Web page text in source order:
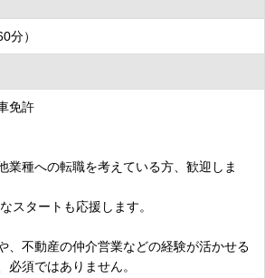
分）
免許
業種への転職を考えている方、歓迎しま
スタートも応援します。
、不動産の仲介営業などの経験が活かせる
必須ではありません。